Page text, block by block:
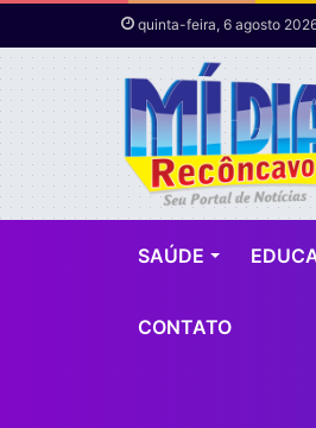
quinta-feira, 6 agosto
SAÚDE
CONTATO